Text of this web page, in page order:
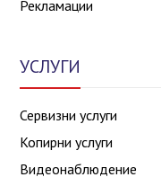
Рекламации
УСЛУГИ
Сервизни услуги
Копирни услуги
Видеонаблюдение